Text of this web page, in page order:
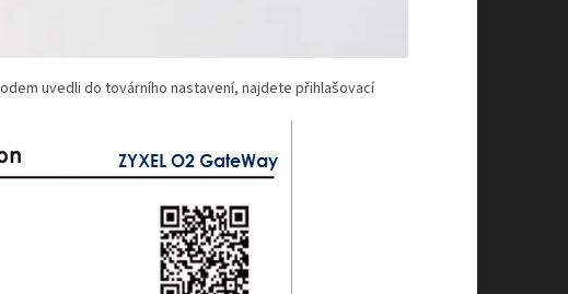
uvedli do továrního nastavení, najdete přihlašovací